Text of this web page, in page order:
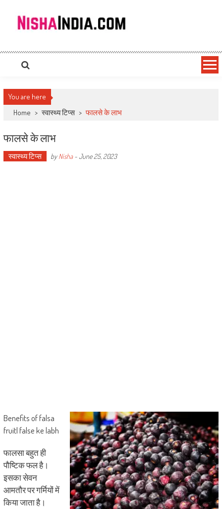
Nishaindia.com
You are here
Home > स्वास्थ्य टिप्स > फालसे के लाभ
फालसे के लाभ
स्वास्थ्य टिप्स byNisha-June 25, 2023
Benefits of falsa
fruit| false ke labh
फालसा बहुत ही
पौष्टिक फल है।
इसका सेवन
आमतौर पर गर्मियों में
किया जाता है।